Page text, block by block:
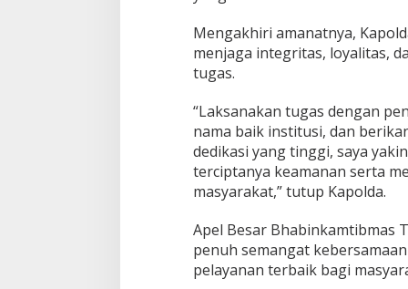
k
a
t
Mengakhiri amanatnya,
menjaga integritas, loyalitas,
tugas.
“Laksanakan tugas dengan
nama baik institusi, dan
dedikasi yang tinggi, saya
terciptanya keamanan serta
masyarakat,” tutup Kapolda.
Apel Besar Bhabinkamtibmas
penuh semangat
pelayanan terbaik bagi